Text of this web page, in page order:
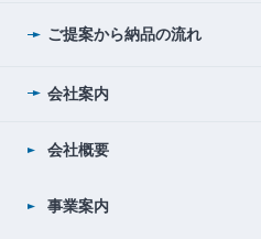
ご提案から納品の流れ
会社案内
会社概要
事業案内